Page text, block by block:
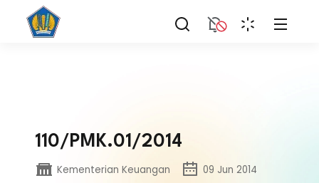
110/PMK.01/2014
Kementerian Keuangan
09 Jun 2014